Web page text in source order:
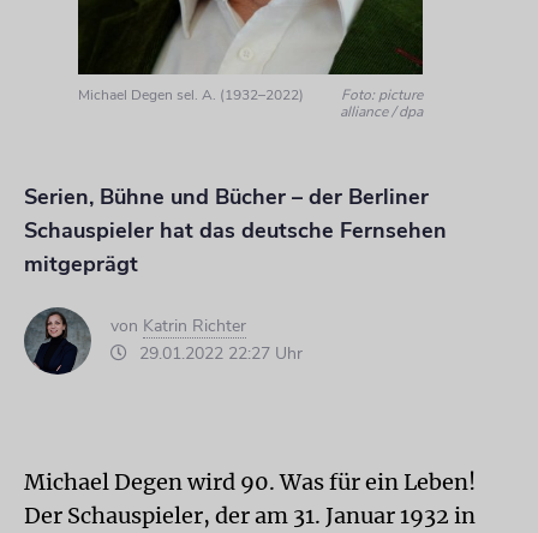
Michael Degen sel. A. (1932–2022)
Foto: picture
alliance / dpa
Serien, Bühne und Bücher – der Berliner
Schauspieler hat das deutsche Fernsehen
mitgeprägt
von Katrin Richter
29.01.2022 22:27 Uhr
Michael Degen wird 90. Was für ein Leben!
Der Schauspieler, der am 31. Januar 1932 in